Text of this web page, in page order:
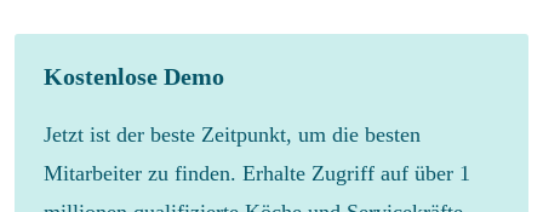
Kostenlose Demo
Jetzt ist der beste Zeitpunkt, um die besten
Mitarbeiter zu finden. Erhalte Zugriff auf über 1